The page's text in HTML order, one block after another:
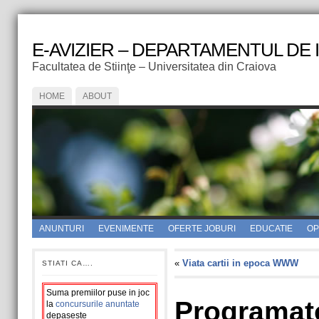
E-AVIZIER – DEPARTAMENTUL DE
Facultatea de Stiinţe – Universitatea din Craiova
HOME ABOUT
ANUNTURI EVENIMENTE OFERTE JOBURI EDUCATIE
STIATI CA….
Suma premiilor puse in joc
la concursurile anuntate
depaseste
« Viata cartii in epoca WWW